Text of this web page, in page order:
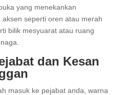
yang menekankan
seperti oren atau merah
bilik mesyuarat atau ruang
dan Kesan
masuk ke pejabat anda, warna